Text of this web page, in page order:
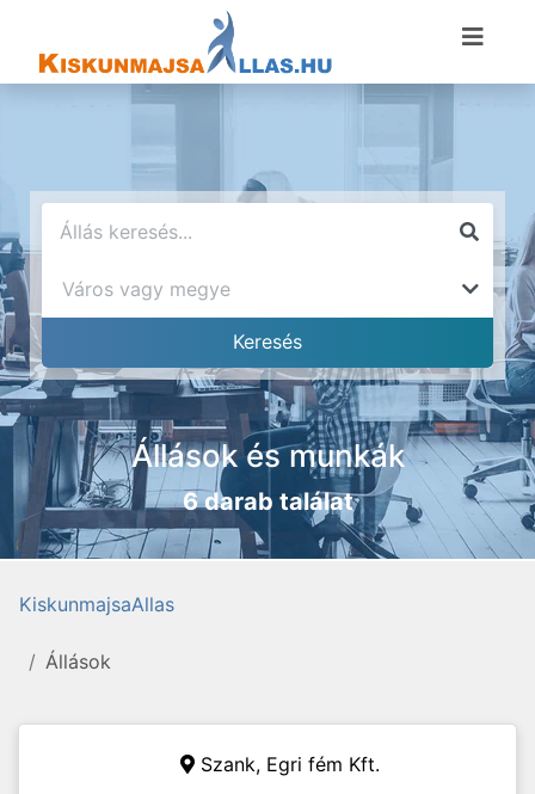
Állások és munkák
6 darab találat
KiskunmajsaAllas
Állások
Szank, Egri fém Kft.